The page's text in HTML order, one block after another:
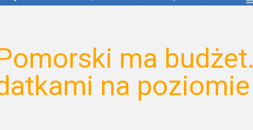
ma budżet.
na poziomie